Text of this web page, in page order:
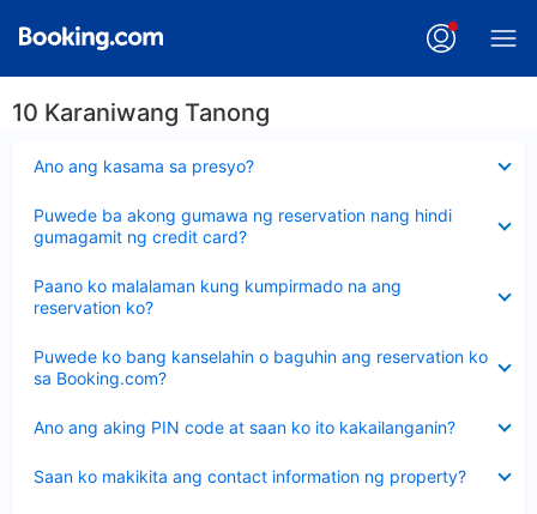
10 Karaniwang Tanong
Ano ang kasama sa presyo?
ang
Puwede ba akong gumawa ng reservation nang hindi
gumagamit ng credit card?
ang
sagot
Paano ko malalaman kung kumpirmado na ang
reservation ko?
ang
sagot
Puwede ko bang kanselahin o baguhin ang reservation ko
sa Booking.com?
ang
sagot
Ano ang aking PIN code at saan ko ito kakailanganin?
ang
Saan ko makikita ang contact information ng property?
ang